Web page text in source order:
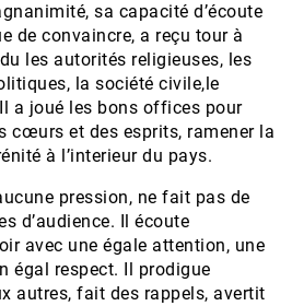
sa capacité d’écoute
de convaincre, a reçu tour à
les autorités religieuses, les
la société civile,le
a joué les bons offices pour
cœurs et des esprits, ramener la
à l’interieur du pays.
pression, ne fait pas de
d’audience. Il écoute
avec une égale attention, une
égal respect. Il prodigue
autres, fait des rappels, avertit